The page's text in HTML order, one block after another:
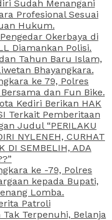
Sudah Menangani
Profesional Sesuai
Hukum.
Okerbaya di
Diamankan Polisi.
Tahun Baru Islam,
Bhayangkara.
ke 79, Polres
dan Fun Bike.
Kediri Berikan HAK
Terkait Pemberitaan
Judul “PERILAKU
NYLENEH, CURHAT
DI SEMBELIH, ADA
ke -79, Polres
kepada Bupati,
Lomba.
Patroli
Terpenuhi, Belanja